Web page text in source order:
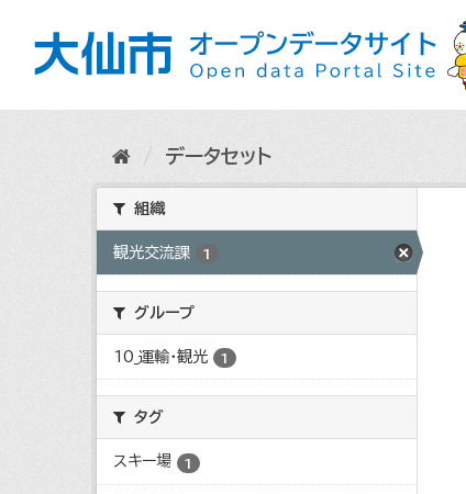
データセット
組織
観光交流課 1
グループ
10_運輸・観光 1
タグ
スキー場 1